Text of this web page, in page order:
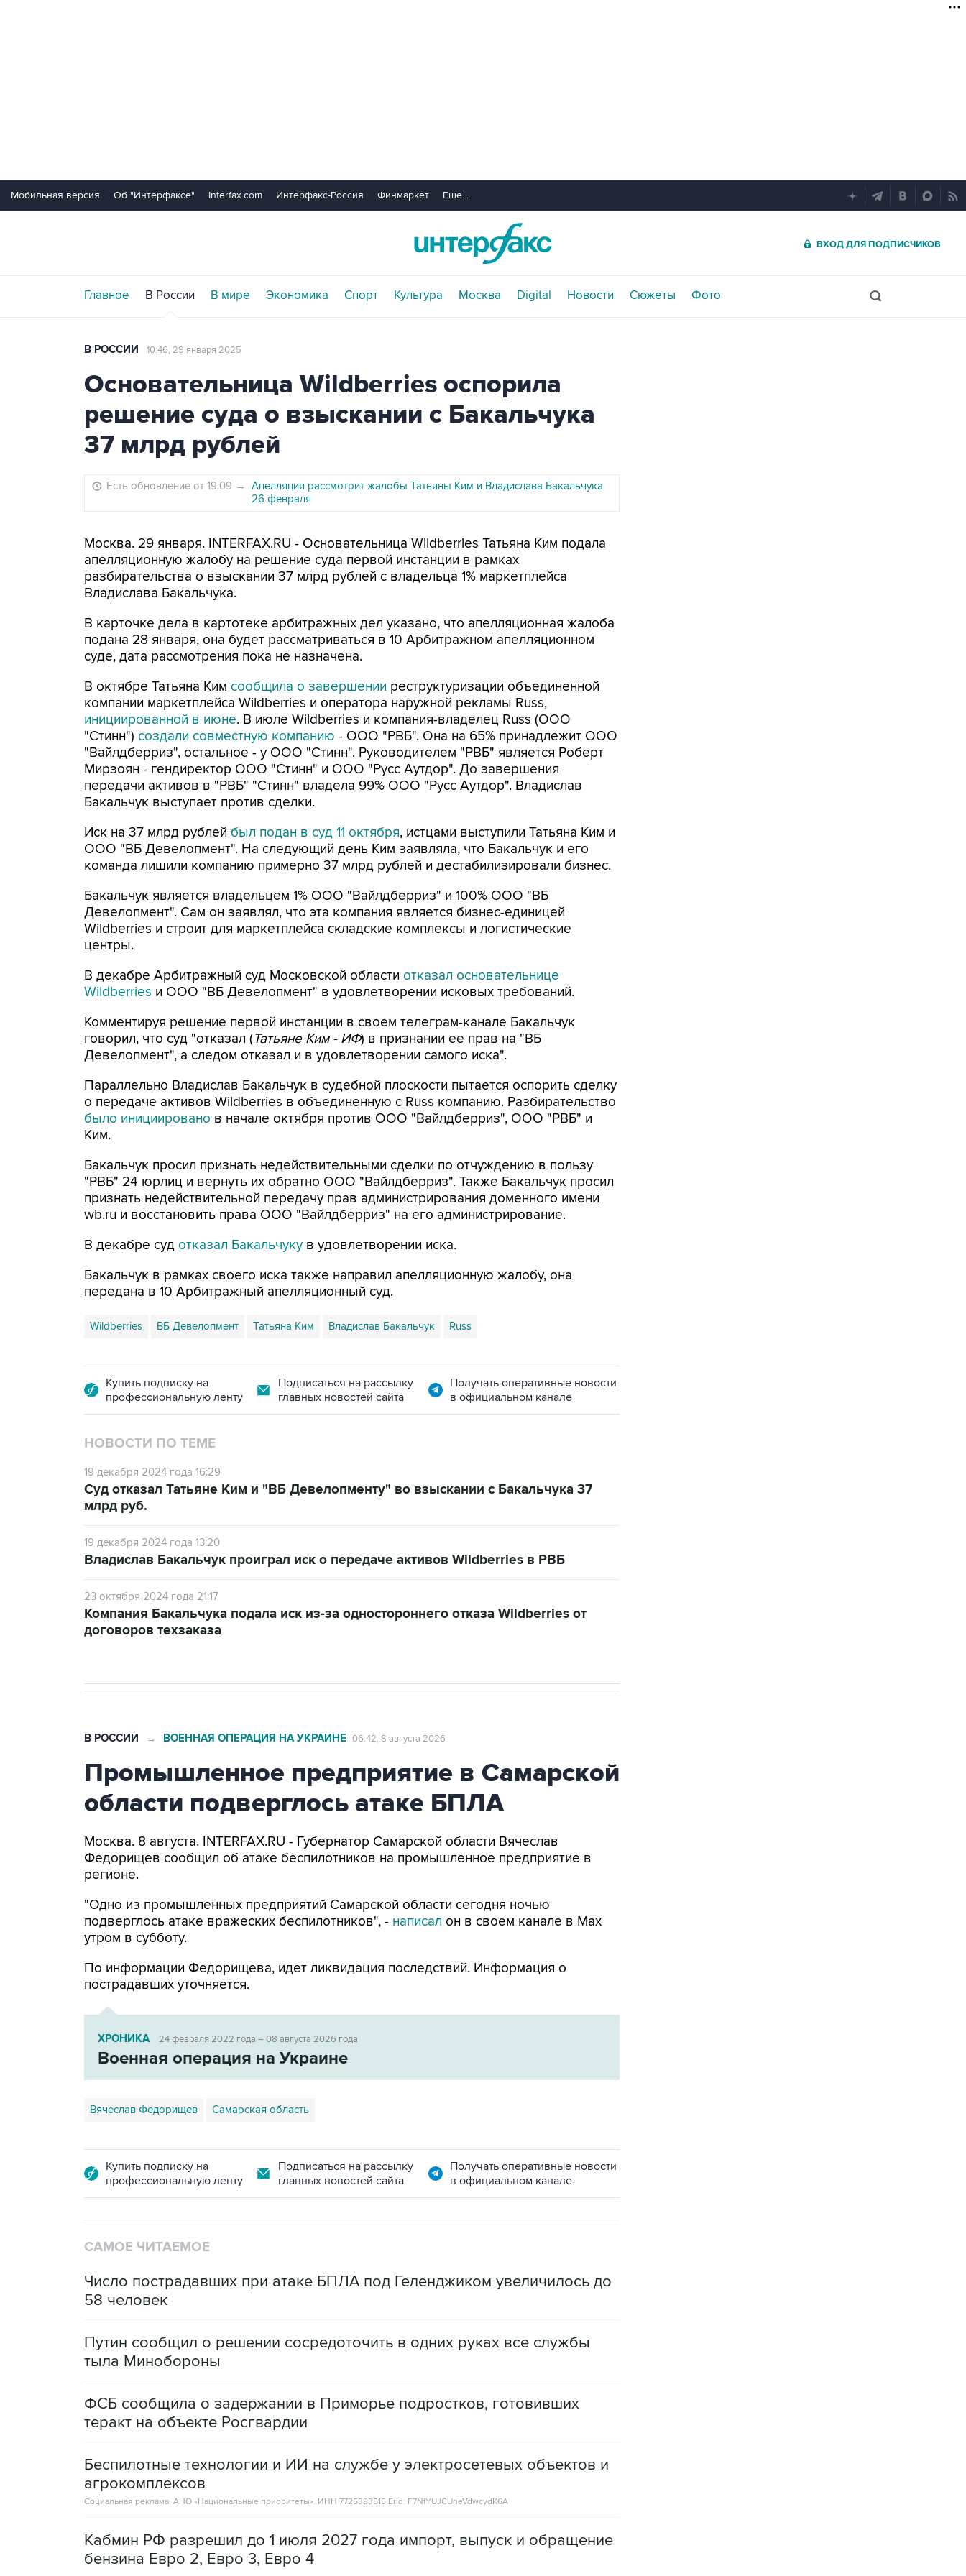
Мобильная версия Об "Интерфаксе" Interfax.com Интерфакс-Россия Финмаркет Еще...
ВХОД ДЛЯ ПОДПИСЧИКОВ
Главное В России В мире Экономика Спорт Культура Москва Digital Новости Сюжеты Фото
В РОССИИ 10:46, 29 января 2025
Основательница Wildberries оспорила
решение суда о взыскании с Бакальчука
37 млрд рублей
Есть обновление от 19:09 →
Апелляция рассмотрит жалобы Татьяны Ким и Владислава Бакальчука
26 февраля
Москва. 29 января. INTERFAX.RU - Основательница Wildberries Татьяна Ким подала
апелляционную жалобу на решение суда первой инстанции в рамках
разбирательства о взыскании 37 млрд рублей с владельца 1% маркетплейса
Владислава Бакальчука.
В карточке дела в картотеке арбитражных дел указано, что апелляционная жалоба
подана 28 января, она будет рассматриваться в 10 Арбитражном апелляционном
суде, дата рассмотрения пока не назначена.
В октябре Татьяна Ким сообщила о завершении реструктуризации объединенной
компании маркетплейса Wildberries и оператора наружной рекламы Russ,
инициированной в июне. В июле Wildberries и компания-владелец Russ (ООО
"Стинн") создали совместную компанию - ООО "РВБ". Она на 65% принадлежит ООО
"Вайлдберриз", остальное - у ООО "Стинн". Руководителем "РВБ" является Роберт
Мирзоян - гендиректор ООО "Стинн" и ООО "Русс Аутдор". До завершения
передачи активов в "РВБ" "Стинн" владела 99% ООО "Русс Аутдор". Владислав
Бакальчук выступает против сделки.
Иск на 37 млрд рублей был подан в суд 11 октября, истцами выступили Татьяна Ким и
ООО "ВБ Девелопмент". На следующий день Ким заявляла, что Бакальчук и его
команда лишили компанию примерно 37 млрд рублей и дестабилизировали бизнес.
Бакальчук является владельцем 1% ООО "Вайлдберриз" и 100% ООО "ВБ
Девелопмент". Сам он заявлял, что эта компания является бизнес-единицей
Wildberries и строит для маркетплейса складские комплексы и логистические
центры.
В декабре Арбитражный суд Московской области отказал основательнице
Wildberries и ООО "ВБ Девелопмент" в удовлетворении исковых требований.
Комментируя решение первой инстанции в своем телеграм-канале Бакальчук
говорил, что суд "отказал (Татьяне Ким - ИФ) в признании ее прав на "ВБ
Девелопмент", а следом отказал и в удовлетворении самого иска".
Параллельно Владислав Бакальчук в судебной плоскости пытается оспорить сделку
о передаче активов Wildberries в объединенную с Russ компанию. Разбирательство
было инициировано в начале октября против ООО "Вайлдберриз", ООО "РВБ" и
Ким.
Бакальчук просил признать недействительными сделки по отчуждению в пользу
"РВБ" 24 юрлиц и вернуть их обратно ООО "Вайлдберриз". Также Бакальчук просил
признать недействительной передачу прав администрирования доменного имени
wb.ru и восстановить права ООО "Вайлдберриз" на его администрирование.
В декабре суд отказал Бакальчуку в удовлетворении иска.
Бакальчук в рамках своего иска также направил апелляционную жалобу, она
передана в 10 Арбитражный апелляционный суд.
Wildberries ВБ Девелопмент Татьяна Ким Владислав Бакальчук Russ
Купить подписку на
профессиональную ленту
Подписаться на рассылку
главных новостей сайта
Получать оперативные новости
в официальном канале
НОВОСТИ ПО ТЕМЕ
19 декабря 2024 года 16:29
Суд отказал Татьяне Ким и "ВБ Девелопменту" во взыскании с Бакальчука 37
млрд руб.
19 декабря 2024 года 13:20
Владислав Бакальчук проиграл иск о передаче активов Wildberries в РВБ
23 октября 2024 года 21:17
Компания Бакальчука подала иск из-за одностороннего отказа Wildberries от
договоров техзаказа
В РОССИИ → ВОЕННАЯ ОПЕРАЦИЯ НА УКРАИНЕ 06:42, 8 августа 2026
Промышленное предприятие в Самарской
области подверглось атаке БПЛА
Москва. 8 августа. INTERFAX.RU - Губернатор Самарской области Вячеслав
Федорищев сообщил об атаке беспилотников на промышленное предприятие в
регионе.
"Одно из промышленных предприятий Самарской области сегодня ночью
подверглось атаке вражеских беспилотников", - написал он в своем канале в Max
утром в субботу.
По информации Федорищева, идет ликвидация последствий. Информация о
пострадавших уточняется.
ХРОНИКА 24 февраля 2022 года – 08 августа 2026 года
Военная операция на Украине
Вячеслав Федорищев Самарская область
Купить подписку на
профессиональную ленту
Подписаться на рассылку
главных новостей сайта
Получать оперативные новости
в официальном канале
САМОЕ ЧИТАЕМОЕ
Число пострадавших при атаке БПЛА под Геленджиком увеличилось до
58 человек
Путин сообщил о решении сосредоточить в одних руках все службы
тыла Минобороны
ФСБ сообщила о задержании в Приморье подростков, готовивших
теракт на объекте Росгвардии
Беспилотные технологии и ИИ на службе у электросетевых объектов и
агрокомплексов
Социальная реклама, АНО «Национальные приоритеты». ИНН 7725383515 Erid: F7NfYUJCUneVdwcydK6A
Кабмин РФ разрешил до 1 июля 2027 года импорт, выпуск и обращение
бензина Евро 2, Евро 3, Евро 4